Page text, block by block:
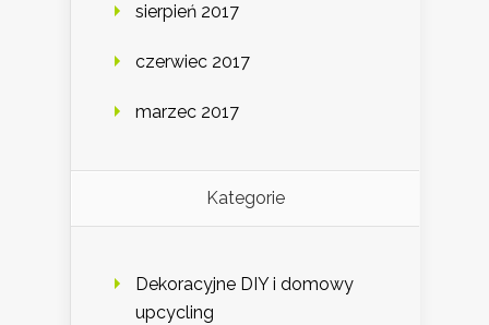
sierpień 2017
czerwiec 2017
marzec 2017
Kategorie
Dekoracyjne DIY i domowy
upcycling